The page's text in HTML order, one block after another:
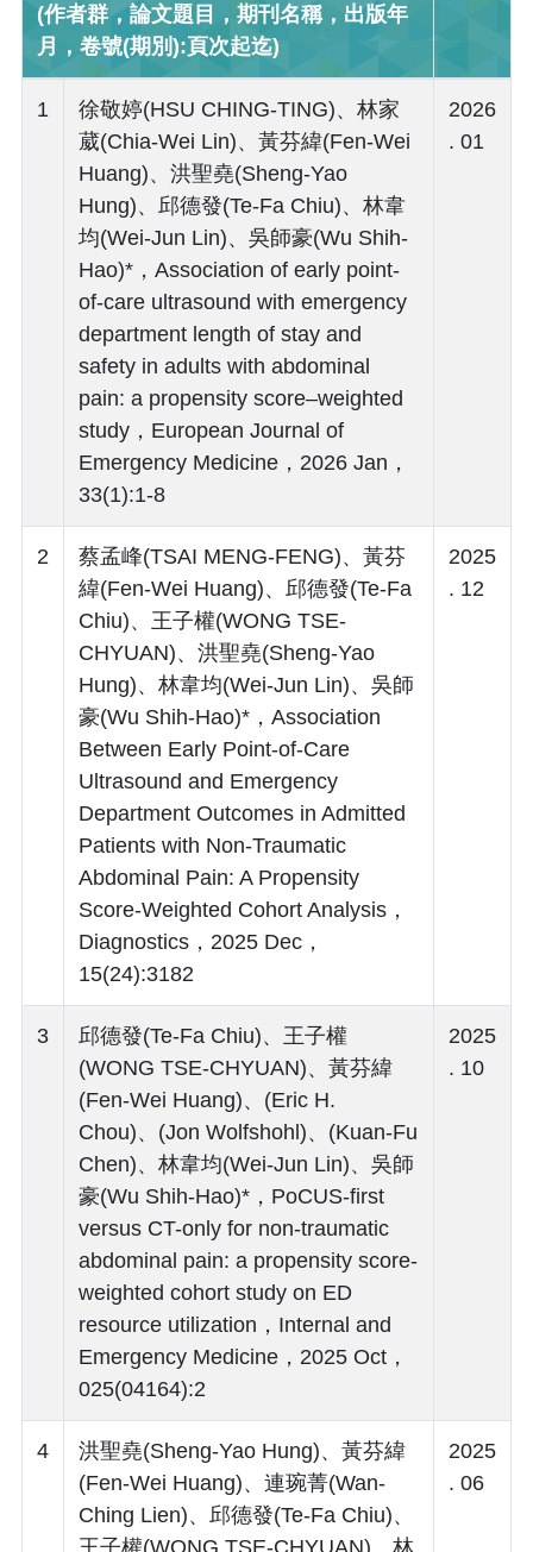
(作者群，論文題目，期刊名稱，出版年
月，卷號(期別):頁次起迄)
1
徐敬婷(HSU CHING-TING)、林家
葳(Chia-Wei Lin)、黃芬緯(Fen-Wei
Huang)、洪聖堯(Sheng-Yao
Hung)、邱德發(Te-Fa Chiu)、林韋
均(Wei-Jun Lin)、吳師豪(Wu Shih-
Hao)*，Association of early point-
of-care ultrasound with emergency
department length of stay and
safety in adults with abdominal
pain: a propensity score–weighted
study，European Journal of
Emergency Medicine，2026 Jan，
33(1):1-8
2026
. 01
2
蔡孟峰(TSAI MENG-FENG)、黃芬
緯(Fen-Wei Huang)、邱德發(Te-Fa
Chiu)、王子權(WONG TSE-
CHYUAN)、洪聖堯(Sheng-Yao
Hung)、林韋均(Wei-Jun Lin)、吳師
豪(Wu Shih-Hao)*，Association
Between Early Point-of-Care
Ultrasound and Emergency
Department Outcomes in Admitted
Patients with Non-Traumatic
Abdominal Pain: A Propensity
Score-Weighted Cohort Analysis，
Diagnostics，2025 Dec，
15(24):3182
2025
. 12
3
邱德發(Te-Fa Chiu)、王子權
(WONG TSE-CHYUAN)、黃芬緯
(Fen-Wei Huang)、(Eric H.
Chou)、(Jon Wolfshohl)、(Kuan-Fu
Chen)、林韋均(Wei-Jun Lin)、吳師
豪(Wu Shih-Hao)*，PoCUS-first
versus CT-only for non-traumatic
abdominal pain: a propensity score-
weighted cohort study on ED
resource utilization，Internal and
Emergency Medicine，2025 Oct，
025(04164):2
2025
. 10
4
洪聖堯(Sheng-Yao Hung)、黃芬緯
(Fen-Wei Huang)、連琬菁(Wan-
Ching Lien)、邱德發(Te-Fa Chiu)、
王子權(WONG TSE-CHYUAN)、林
2025
. 06